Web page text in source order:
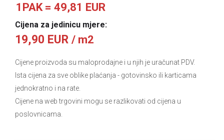
1PAK = 49,81 EUR
Cijena za jedinicu mjere:
19,90 EUR / m2
Cijene proizvoda su maloprodajne i u njih je uračunat PDV.
Ista cijena za sve oblike plaćanja - gotovinsko ili karticama
jednokratno i na rate.
Cijene na web trgovini mogu se razlikovati od cijena u
poslovnicama.